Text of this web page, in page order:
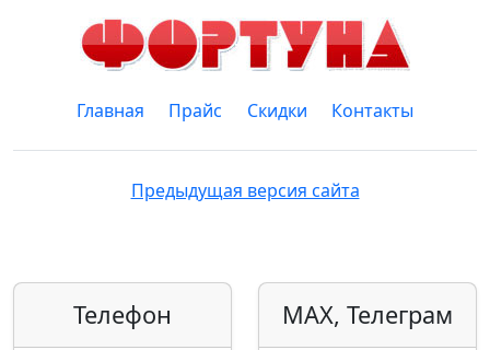
Главная Прайс Скидки Контакты
Предыдущая версия сайта
Телефон MAX, Телеграм